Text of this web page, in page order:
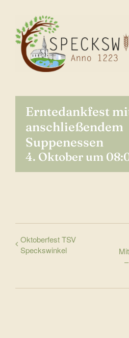
springen
Veranstaltungen
Geschichte
Kontakt
Erntedankfest
anschließendem
Suppenessen
4. Oktober um
Oktoberfest TSV
Speckswinkel